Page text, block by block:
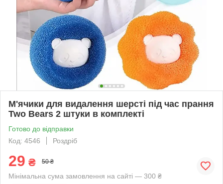
М'ячики для видалення шерсті під час прання
Two Bears 2 штуки в комплекті
Готово до відправки
Код: 4546
Роздріб
29 ₴ 50 ₴
Мінімальна сума замовлення на сайті — 300 ₴